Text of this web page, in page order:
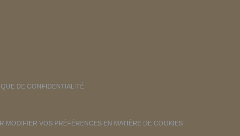
DE CONFIDENTIALITÉ
MODIFIER VOS PRÉFÉRENCES EN MATIÈRE DE COOKIES